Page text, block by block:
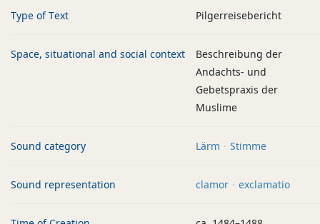
Type of Text Pilgerreisebericht
Space, situational and social context
Beschreibung der
Andachts- und
Gebetspraxis der
Muslime
Sound category Lärm Stimme
Sound representation clamor exclamatio